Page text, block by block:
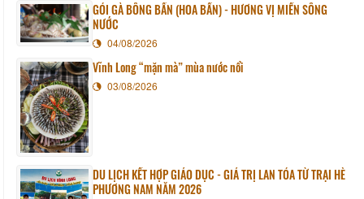
GỎI GÀ BÔNG BẦN (HOA BẦN) - HƯƠNG VỊ MIỀN SÔNG
NƯỚC
04/08/2026
Vĩnh Long “mặn mà” mùa nước nổi
03/08/2026
DU LỊCH KẾT HỢP GIÁO DỤC - GIÁ TRỊ LAN TỎA TỪ TRẠI HÈ
PHƯƠNG NAM NĂM 2026